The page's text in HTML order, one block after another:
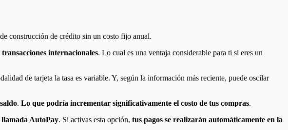
construcción de crédito sin un costo fijo anual.
internacionales. Lo cual es una ventaja considerable para ti si eres un
de tarjeta la tasa es variable. Y, según la información más reciente, puede oscilar
. Lo que podría incrementar significativamente el costo de tus compras.
AutoPay. Si activas esta opción, tus pagos se realizarán automáticamente en la